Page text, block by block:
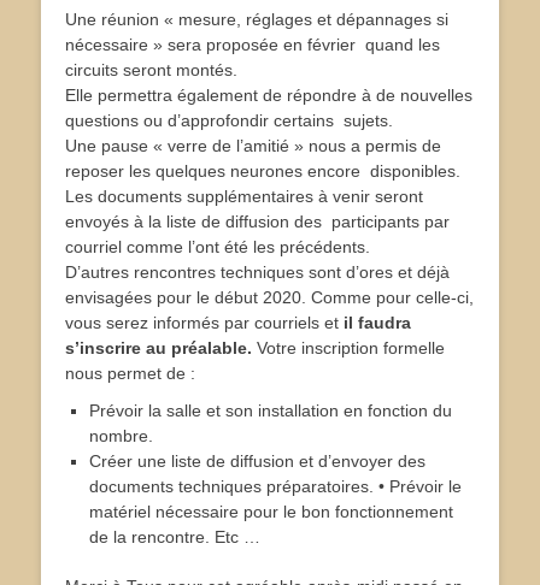
Une réunion « mesure, réglages et dépannages si
nécessaire » sera proposée en février quand les
circuits seront montés.
Elle permettra également de répondre à de nouvelles
questions ou d’approfondir certains sujets.
Une pause « verre de l’amitié » nous a permis de
reposer les quelques neurones encore disponibles.
Les documents supplémentaires à venir seront
envoyés à la liste de diffusion des participants par
courriel comme l’ont été les précédents.
D’autres rencontres techniques sont d’ores et déjà
envisagées pour le début 2020. Comme pour celle-ci,
vous serez informés par courriels et il faudra
s’inscrire au préalable. Votre inscription formelle
nous permet de :
Prévoir la salle et son installation en fonction du
nombre.
Créer une liste de diffusion et d’envoyer des
documents techniques préparatoires. • Prévoir le
matériel nécessaire pour le bon fonctionnement
de la rencontre. Etc …